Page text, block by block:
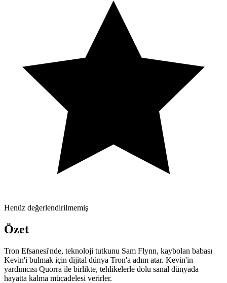
Henüz değerlendirilmemiş
Özet
Tron Efsanesi'nde, teknoloji tutkunu Sam Flynn, kaybolan babası
Kevin'i bulmak için dijital dünya Tron'a adım atar. Kevin'in
yardımcısı Quorra ile birlikte, tehlikelerle dolu sanal dünyada
hayatta kalma mücadelesi verirler.